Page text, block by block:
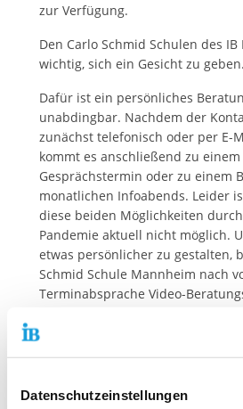
Datenschutzeinstellungen
zur Verfügung.
Den Carlo Schmid Schulen des IB
wichtig, sich ein Gesicht zu geben.
Dafür ist ein persönliches
unabdingbar. Nachdem der
zunächst telefonisch oder per E-
kommt es anschließend zu
Gesprächstermin oder zu einem
monatlichen Infoabends. Leider
diese beiden Möglichkeiten
Pandemie aktuell nicht möglich.
etwas persönlicher zu gestalten,
Schmid Schule Mannheim nach
Terminabsprache Video-
Kontakt noch etwas mehr gestärkt